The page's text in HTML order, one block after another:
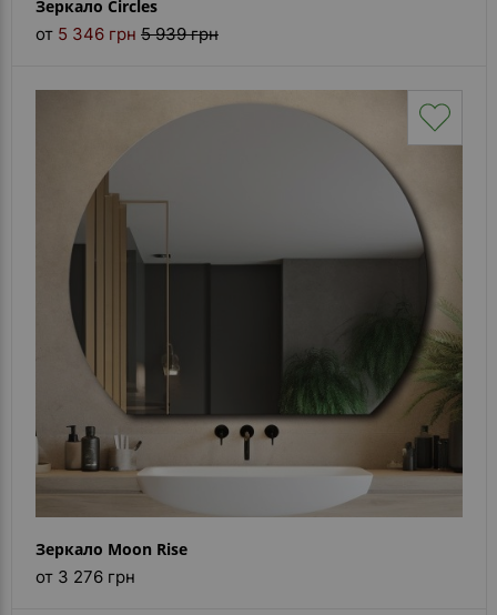
Зеркало Circles
от 5 346 грн 5 939 грн
Зеркало Moon Rise
от 3 276 грн